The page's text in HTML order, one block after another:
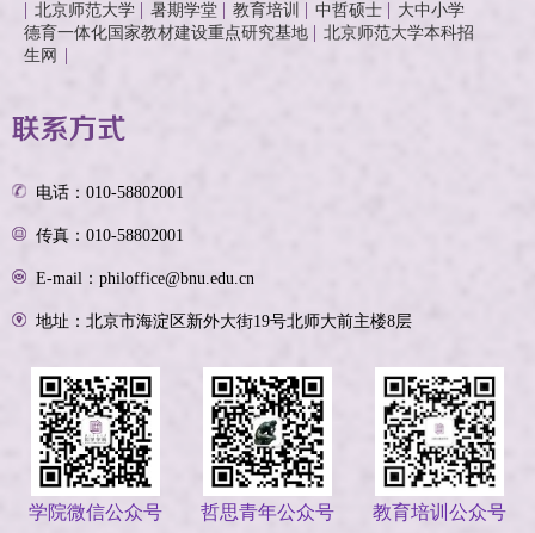
北京师范大学 暑期学堂 教育培训 中哲硕士
大中小学
德育一体化国家教材建设重点研究基地
北京师范大学本科招
生网
电话：010-58802001
传真：010-58802001
E-mail：philoffice@bnu.edu.cn
地址：北京市海淀区新外大街19号北师大前主楼8层
学院微信公众号 哲思青年公众号 教育培训公众号